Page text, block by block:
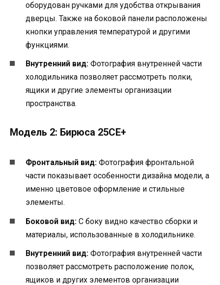
оборудован ручками для удобства открывания
дверцы. Также на боковой панели расположены
кнопки управления температурой и другими
функциями.
Внутренний вид: Фотография внутренней части
холодильника позволяет рассмотреть полки,
ящики и другие элементы организации
пространства.
Модель 2: Бирюса 25СЕ+
Фронтальный вид: Фотография фронтальной
части показывает особенности дизайна модели, а
именно цветовое оформление и стильные
элементы.
Боковой вид: С боку видно качество сборки и
материалы, использованные в холодильнике.
Внутренний вид: Фотография внутренней части
позволяет рассмотреть расположение полок,
ящиков и других элементов организации